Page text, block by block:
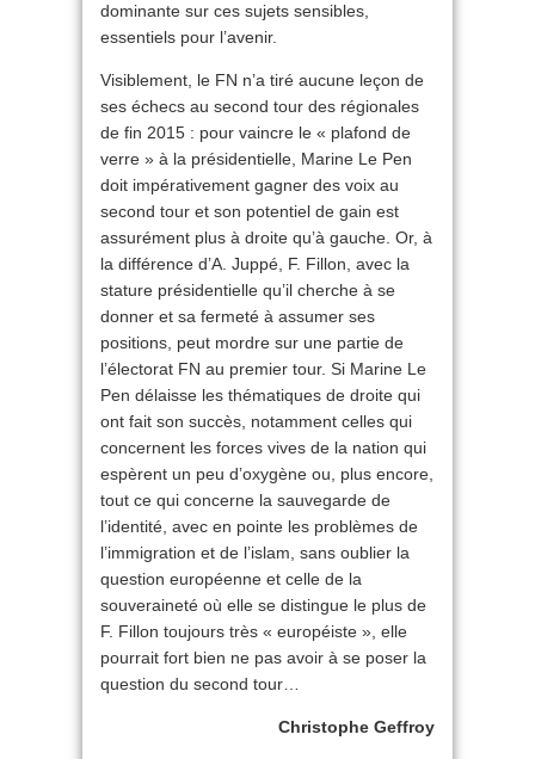
dominante sur ces sujets sensibles,
essentiels pour l’avenir.
Visiblement, le FN n’a tiré aucune leçon de
ses échecs au second tour des régionales
de fin 2015 : pour vaincre le « plafond de
verre » à la présidentielle, Marine Le Pen
doit impérativement gagner des voix au
second tour et son potentiel de gain est
assurément plus à droite qu’à gauche. Or, à
la différence d’A. Juppé, F. Fillon, avec la
stature présidentielle qu’il cherche à se
donner et sa fermeté à assumer ses
positions, peut mordre sur une partie de
l’électorat FN au premier tour. Si Marine Le
Pen délaisse les thématiques de droite qui
ont fait son succès, notamment celles qui
concernent les forces vives de la nation qui
espèrent un peu d’oxygène ou, plus encore,
tout ce qui concerne la sauvegarde de
l’identité, avec en pointe les problèmes de
l’immigration et de l’islam, sans oublier la
question européenne et celle de la
souveraineté où elle se distingue le plus de
F. Fillon toujours très « européiste », elle
pourrait fort bien ne pas avoir à se poser la
question du second tour…
Christophe Geffroy